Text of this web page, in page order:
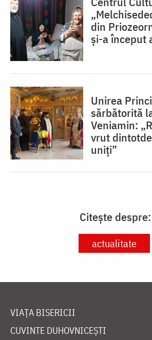
din
și-a început
Unirea
sărbătorită
Veniamin:
vrut
uniți”
Citește despre:
actualitate
VIAȚA BISERICII
CUVINTE DUHOVNICEȘTI